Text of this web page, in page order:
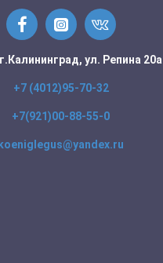
ул. Репина 20а
+7 (4012)95-70-32
+7(921)00-88-55-0
koeniglegus@yandex.ru